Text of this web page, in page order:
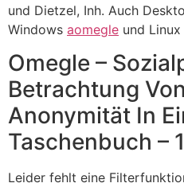
und Dietzel, Inh. Auch
Windows aomegle und
Omegle –
Betrachtung
Anonymität In
Taschenbuch –
Leider fehlt eine